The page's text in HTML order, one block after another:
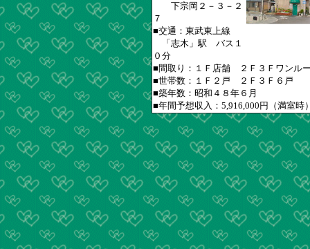
下宗岡２－３－２
７
■交通：東武東上線
「志木」駅 バス１
０分
■間取り：１Ｆ店舗 ２Ｆ３Ｆワンル
■世帯数：１Ｆ２戸 ２Ｆ３Ｆ６戸
■築年数：昭和４８年６月
■年間予想収入：5,916,000円（満室時